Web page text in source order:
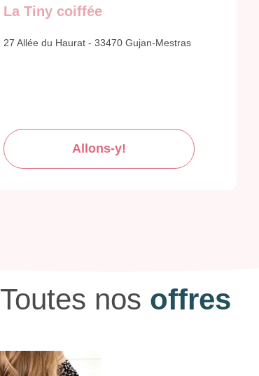
La Tiny coiffée
27 Allée du Haurat - 33470 Gujan-Mestras
Allons-y!
Toutes nos offres